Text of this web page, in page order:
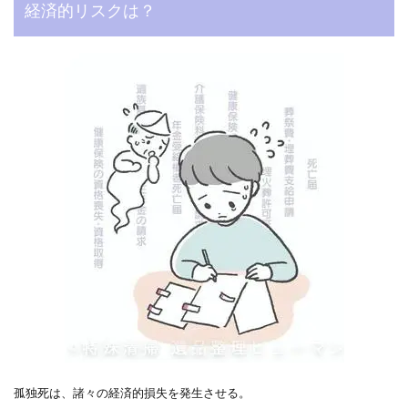
経済的リスクは？
孤独死は、諸々の経済的損失を発生させる。